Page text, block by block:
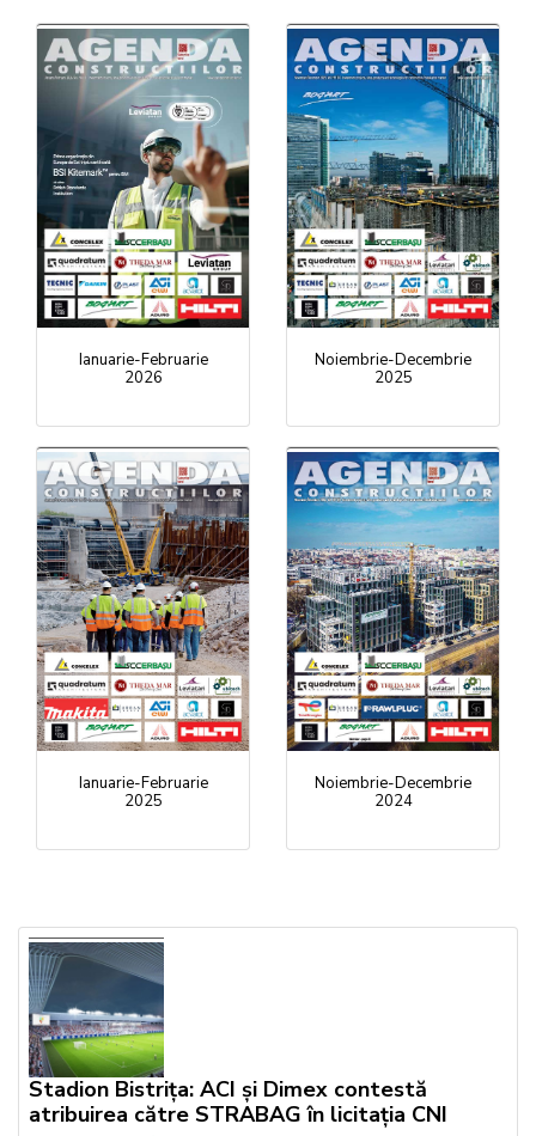
Ianuarie-Februarie
2026
Noiembrie-Decembrie
2025
Ianuarie-Februarie
2025
Noiembrie-Decembrie
2024
Stadion Bistrița: ACI și Dimex contestă
atribuirea către STRABAG în licitația CNI